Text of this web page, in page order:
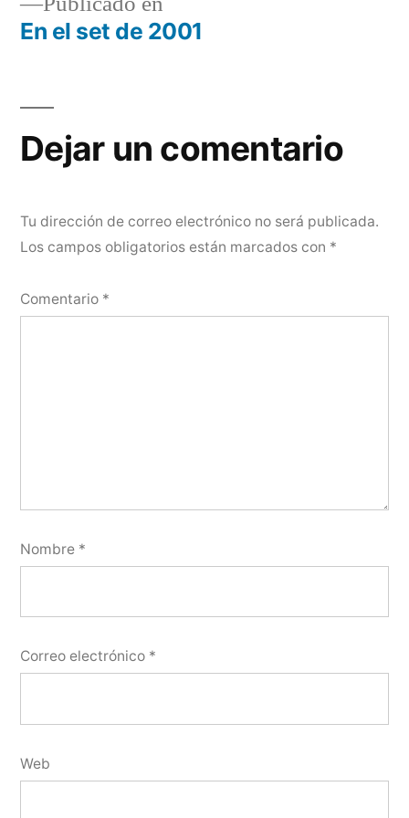
Navegación
entradas
En el set de 2001
Dejar un comentario
Tu dirección de correo electrónico no será publicada.
Los campos obligatorios están marcados con *
Comentario *
Nombre *
Correo electrónico *
Web